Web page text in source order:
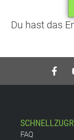
Du hast das
FAQ